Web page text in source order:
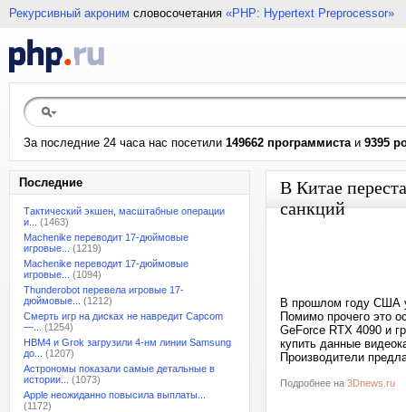
Рекурсивный акроним словосочетания «PHP: Hypertext Preprocessor»
За последние 24 часа нас посетили 149662 программистаи 9395
Последние
Тактический экшен, масштабные операции
и...
(1463)
Machenike переводит 17-дюймовые
игровые...
(1219)
Machenike переводит 17-дюймовые
игровые...
(1094)
Thunderobot перевела игровые 17-
дюймовые...
(1212)
Смерть игр на дисках не навредит Capcom
—...
(1254)
HBM4 и Grok загрузили 4-нм линии Samsung
до...
(1207)
Астрономы показали самые детальные в
истории...
(1073)
Apple неожиданно повысила выплаты...
(1172)
В Китае
санкций
В прошлом году США
Помимо прочего это
GeForce RTX 4090 и
купить данные
Производители
Подробнее на 3Dnews.ru